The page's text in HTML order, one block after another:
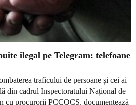
ilegal pe Telegram: telefoane
traficului de persoane și cei ai
din cadrul Inspectoratului Național de
cu procurorii PCCOCS, documentează